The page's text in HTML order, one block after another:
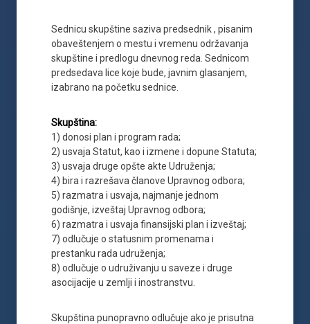
Sednicu skupštine saziva predsednik , pisanim
obaveštenjem o mestu i vremenu održavanja
skupštine i predlogu dnevnog reda. Sednicom
predsedava lice koje bude, javnim glasanjem,
izabrano na početku sednice.
Skupština:
1) donosi plan i program rada;
2) usvaja Statut, kao i izmene i dopune Statuta;
3) usvaja druge opšte akte Udruženja;
4) bira i razrešava članove Upravnog odbora;
5) razmatra i usvaja, najmanje jednom
godišnje, izveštaj Upravnog odbora;
6) razmatra i usvaja finansijski plan i izveštaj;
7) odlučuje o statusnim promenama i
prestanku rada udruženja;
8) odlučuje o udruživanju u saveze i druge
asocijacije u zemlji i inostranstvu.
Skupština punopravno odlučuje ako je prisutna